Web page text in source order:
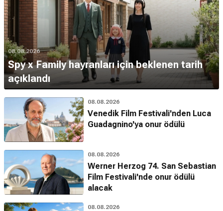
08.08.2026
Spy x Family hayranları için beklenen tarih
açıklandı
08.08.2026
Venedik Film Festivali'nden Luca
Guadagnino'ya onur ödülü
08.08.2026
Werner Herzog 74. San Sebastian
Film Festivali'nde onur ödülü
alacak
08.08.2026